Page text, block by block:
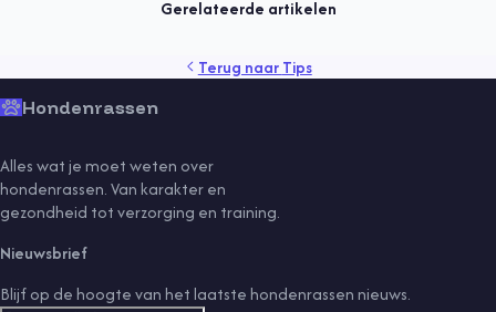
Gerelateerde artikelen
verzekeringverzorgingvlooien
Terug naarTips
Hondenrassen
Alles wat je moet weten over
hondenrassen. Van karakter en
gezondheid tot verzorging en training.
Nieuwsbrief
Blijf op de hoogte van het laatste hondenrassen nieuws.